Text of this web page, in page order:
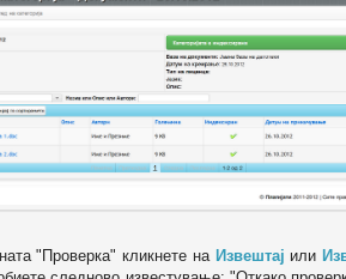
"Проверка" кликнете на Извештај или